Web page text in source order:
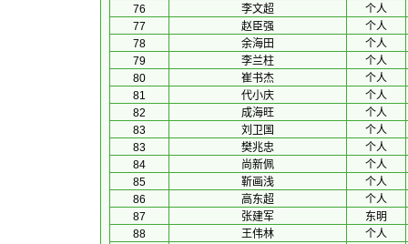
76
李文超
个人
77
赵臣强
个人
78
余海田
个人
79
李兰柱
个人
80
崔书杰
个人
81
代小庆
个人
82
成海旺
个人
83
刘卫国
个人
83
樊兆忠
个人
84
尚新佩
个人
85
靳画浅
个人
86
高东超
个人
87
张建军
东明
88
王伟林
个人